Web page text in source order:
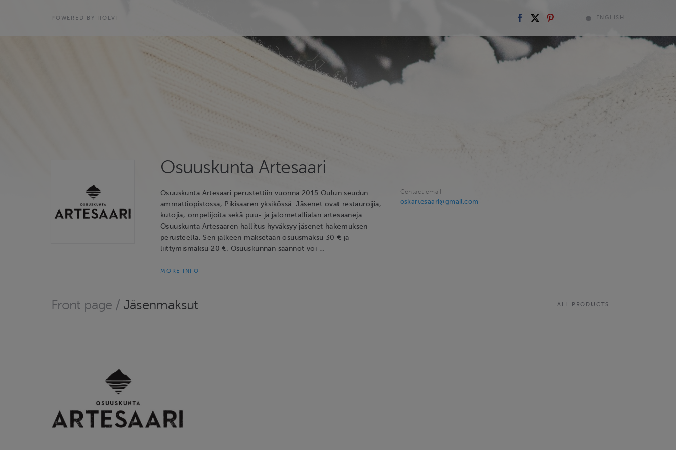
POWERED BY HOLVI ENGLISH
Osuuskunta Artesaari
Osuuskunta Artesaari perustettiin vuonna 2015 Oulun seudun
ammattiopistossa, Pikisaaren yksikössä. Jäsenet ovat restauroijia,
kutojia, ompelijoita sekä puu- ja jalometallialan artesaaneja.
Osuuskunta Artesaaren hallitus hyväksyy jäsenet hakemuksen
perusteella. Sen jälkeen maksetaan osuusmaksu 30 € ja
liittymismaksu 20 €. Osuuskunnan säännöt voi …
MORE INFO
Contact email
oskartesaari@gmail.com
Front page / Jäsenmaksut ALL PRODUCTS